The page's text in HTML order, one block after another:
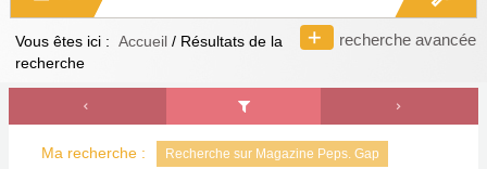
recherche avancée
Vous êtes ici : Accueil / Résultats de la
recherche
Ma recherche : Recherche sur Magazine Peps. Gap